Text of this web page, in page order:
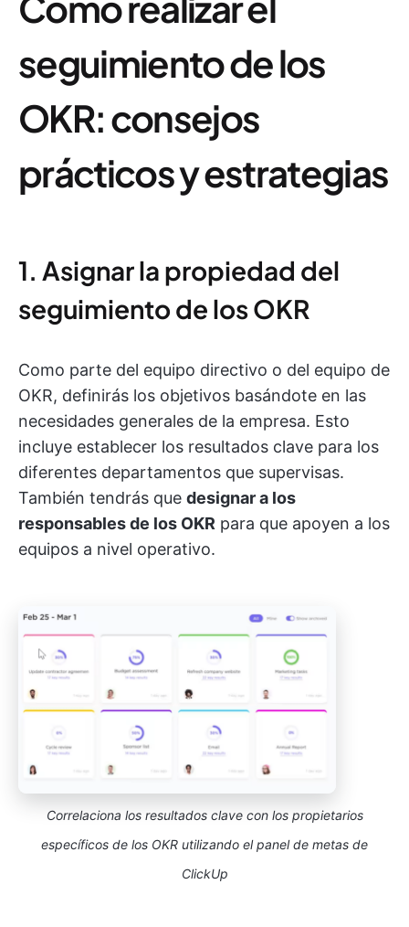
seguimiento de los
OKR: consejos
prácticos y estrategias
1. Asignar la propiedad del
seguimiento de los OKR
Como parte del equipo directivo o del equipo de
OKR, definirás los objetivos basándote en las
necesidades generales de la empresa. Esto
incluye establecer los resultados clave para los
diferentes departamentos que supervisas.
También tendrás que designar a los
responsables de los OKR para que apoyen a los
equipos a nivel operativo.
Correlaciona los resultados clave con los propietarios
específicos de los OKR utilizando el panel de metas de
ClickUp